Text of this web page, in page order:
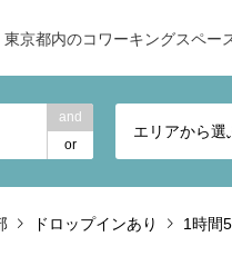
東京都内のコワーキングスペー
and
or
エリアから選
ドロップインあり 1時間